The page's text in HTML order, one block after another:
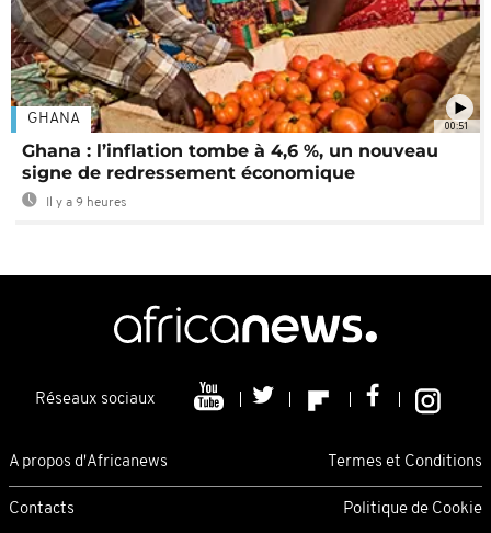
00:51
GHANA
Ghana : l’inflation tombe à 4,6 %, un nouveau
signe de redressement économique
Il y a 9 heures
Réseaux sociaux
A propos d'Africanews Termes et Conditions
Contacts Politique de Cookie